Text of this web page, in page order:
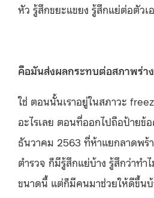
หัว รู้สึกขยะแขยง รู้สึกแย่ต่อตัวเ
คือมันส่งผลกระทบต่อสภาพร่า
ใช่ ตอนนั้นเราอยู่ในสภาวะ
อะไรเลย ตอนที่ออกไปถือป้ายข้
ธันวาคม 2563 ที่ห้าแยกลาดพร้
ตำรวจ ก็มีรู้สึกแย่บ้าง รู้สึกว่าทำ
ขนาดนี้ แต่ก็มีคนมาช่วยให้ดีขึ้นบ้